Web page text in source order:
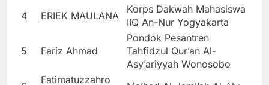
4
ERIEK MAULANA
Korps Dakwah Mahasiswa
IIQ An-Nur Yogyakarta
5 Fariz Ahmad
Pondok Pesantren
Tahfidzul Qur’an Al-
Asy’ariyyah Wonosobo
Fatimatuzzahro